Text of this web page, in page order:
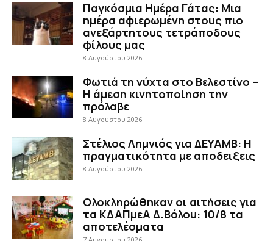
Παγκόσμια Ημέρα Γάτας: Μια
ημέρα αφιερωμένη στους πιο
ανεξάρτητους τετράποδους
φίλους μας
8 Αυγούστου 2026
Φωτιά τη νύχτα στο Βελεστίνο –
Η άμεση κινητοποίηση την
πρόλαβε
8 Αυγούστου 2026
Στέλιος Λημνιός για ΔΕΥΑΜΒ: Η
πραγματικότητα με αποδειξεις
8 Αυγούστου 2026
Ολοκληρώθηκαν οι αιτήσεις για
τα ΚΔΑΠμεΑ Δ.Βόλου: 10/8 τα
αποτελέσματα